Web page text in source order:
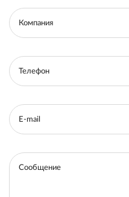
Компания
Телефон
E-mail
Сообщение